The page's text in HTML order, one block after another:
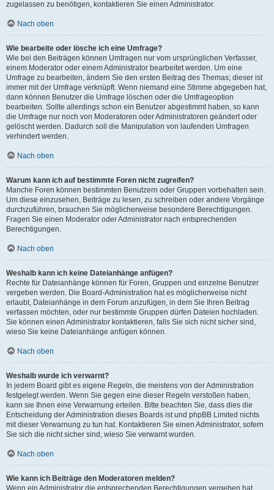
zugelassen zu benötigen, kontaktieren Sie einen Administrator.
Nach oben
Wie bearbeite oder lösche ich eine Umfrage?
Wie bei den Beiträgen können Umfragen nur vom ursprünglichen Verfasser,
einem Moderator oder einem Administrator bearbeitet werden. Um eine
Umfrage zu bearbeiten, ändern Sie den ersten Beitrag des Themas; dieser ist
immer mit der Umfrage verknüpft. Wenn niemand eine Stimme abgegeben hat,
dann können Benutzer die Umfrage löschen oder die Umfrageoption
bearbeiten. Sollte allerdings schon ein Benutzer abgestimmt haben, so kann
die Umfrage nur noch von Moderatoren oder Administratoren geändert oder
gelöscht werden. Dadurch soll die Manipulation von laufenden Umfragen
verhindert werden.
Nach oben
Warum kann ich auf bestimmte Foren nicht zugreifen?
Manche Foren können bestimmten Benutzern oder Gruppen vorbehalten sein.
Um diese einzusehen, Beiträge zu lesen, zu schreiben oder andere Vorgänge
durchzuführen, brauchen Sie möglicherweise besondere Berechtigungen.
Fragen Sie einen Moderator oder Administrator nach entsprechenden
Berechtigungen.
Nach oben
Weshalb kann ich keine Dateianhänge anfügen?
Rechte für Dateianhänge können für Foren, Gruppen und einzelne Benutzer
vergeben werden. Die Board-Administration hat es möglicherweise nicht
erlaubt, Dateianhänge in dem Forum anzufügen, in dem Sie Ihren Beitrag
verfassen möchten, oder nur bestimmte Gruppen dürfen Dateien hochladen.
Sie können einen Administrator kontaktieren, falls Sie sich nicht sicher sind,
wieso Sie keine Dateianhänge anfügen können.
Nach oben
Weshalb wurde ich verwarnt?
In jedem Board gibt es eigene Regeln, die meistens von der Administration
festgelegt werden. Wenn Sie gegen eine dieser Regeln verstoßen haben,
kann sie Ihnen eine Verwarnung erteilen. Bitte beachten Sie, dass dies die
Entscheidung der Administration dieses Boards ist und phpBB Limited nichts
mit dieser Verwarnung zu tun hat. Kontaktieren Sie einen Administrator, sofern
Sie sich die nicht sicher sind, wieso Sie verwarnt wurden.
Nach oben
Wie kann ich Beiträge den Moderatoren melden?
Wenn ein Administrator die entsprechenden Berechtigungen vergeben hat,